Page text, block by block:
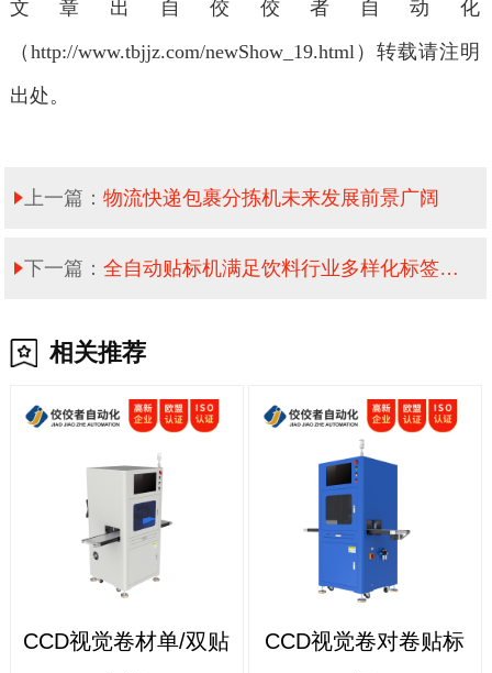
文章出自佼佼者自动化
（ http://www.tbjjz.com/newShow_19.html）转载请注明
出处。
上一篇：物流快递包裹分拣机未来发展前景广阔
下一篇： 全自动贴标机满足饮料行业多样化标签需求
相关推荐
CCD视觉卷材单/双贴
CCD视觉卷对卷贴标